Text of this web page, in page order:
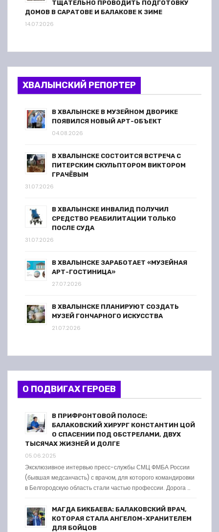
ТЩАТЕЛЬНО ПРОВОДИТЬ ПОДГОТОВКУ
ДОМОВ В САРАТОВЕ И БАЛАКОВЕ К ЗИМЕ
14.07.2026
ХВАЛЫНСКИЙ РЕПОРТЕР
В ХВАЛЫНСКЕ В МУЗЕЙНОМ ДВОРИКЕ
ПОЯВИЛСЯ НОВЫЙ АРТ-ОБЪЕКТ
04.08.2026
В ХВАЛЫНСКЕ СОСТОИТСЯ ВСТРЕЧА С
ПИТЕРСКИМ СКУЛЬПТОРОМ ВИКТОРОМ
ГРАЧЁВЫМ
31.07.2026
В ХВАЛЫНСКЕ ИНВАЛИД ПОЛУЧИЛ
СРЕДСТВО РЕАБИЛИТАЦИИ ТОЛЬКО
ПОСЛЕ СУДА
31.07.2026
В ХВАЛЫНСКЕ ЗАРАБОТАЕТ «МУЗЕЙНАЯ
АРТ-ГОСТИНИЦА»
27.07.2026
В ХВАЛЫНСКЕ ПЛАНИРУЮТ СОЗДАТЬ
МУЗЕЙ ГОНЧАРНОГО ИСКУССТВА
21.07.2026
О ПОДВИГАХ ГЕРОЕВ
В ПРИФРОНТОВОЙ ПОЛОСЕ:
БАЛАКОВСКИЙ ХИРУРГ КОНСТАНТИН ЦОЙ
О СПАСЕНИИ ПОД ОБСТРЕЛАМИ, ДВУХ
ТЫСЯЧАХ ЖИЗНЕЙ И ДОЛГЕ
05.06.2025
Эксклюзивное интервью пресс-службы СМЦ ФМБА России
(бывшая медсанчасть) с врачом, для которого командировки
в Белгородскую область стали частью профессии. Дорога …
МАГДА БИКБАЕВА: БАЛАКОВСКИЙ ВРАЧ,
КОТОРАЯ СТАЛА АНГЕЛОМ-ХРАНИТЕЛЕМ
ДЛЯ БОЙЦОВ